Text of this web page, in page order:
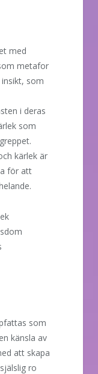
med
metafor
som
i deras
som
kärlek är
för att
som
känsla av
att skapa
ro